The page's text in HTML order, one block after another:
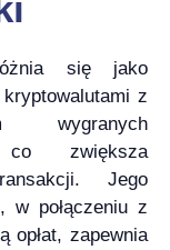
się jako
z
wygranych
zwiększa
Jego
w połączeniu z
opłat, zapewnia